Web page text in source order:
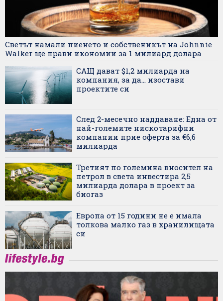
Светът намали пиенето и собственикът на Johnnie
Walker ще прави икономии за 1 милиард долара
САЩ дават $1,2 милиарда на
компания, за да... изостави
проектите си
След 2-месечно наддаване: Една от
най-големите нискотарифни
компании прие оферта за €6,6
милиарда
Третият по големина вносител на
петрол в света инвестира 2,5
милиарда долара в проект за
биогаз
Европа от 15 години не е имала
толкова малко газ в хранилищата
си